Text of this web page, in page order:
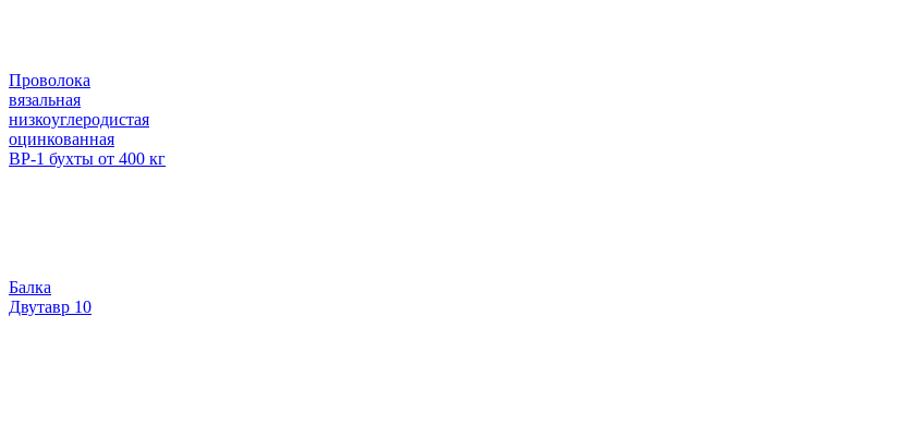
Проволока
вязальная
низкоуглеродистая
оцинкованная
ВР-1 бухты от 400 кг
Балка
Двутавр 10